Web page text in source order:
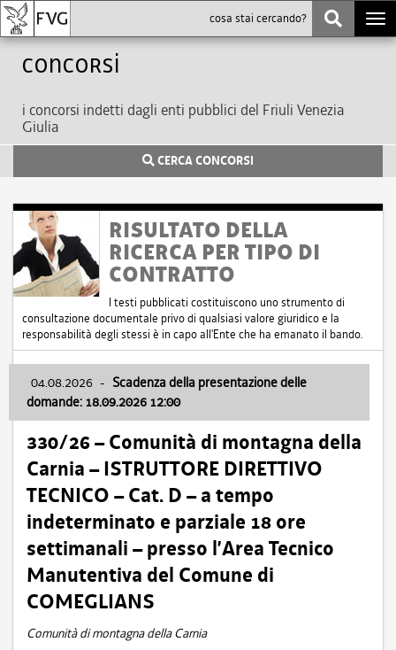
Concorsi
i concorsi indetti dagli enti pubblici del Friuli Venezia
Giulia
CERCA CONCORSI
RISULTATO DELLA
RICERCA PER TIPO DI
CONTRATTO
I testi pubblicati costituiscono uno strumento di
consultazione documentale privo di qualsiasi valore giuridico e la
responsabilità degli stessi è in capo all'Ente che ha emanato il bando.
04.08.2026 - Scadenza della presentazione delle
domande: 18.09.2026 12:00
330/26 – Comunità di montagna della
Carnia – ISTRUTTORE DIRETTIVO
TECNICO – Cat. D – a tempo
indeterminato e parziale 18 ore
settimanali – presso l’Area Tecnico
Manutentiva del Comune di
COMEGLIANS
Comunità di montagna della Carnia